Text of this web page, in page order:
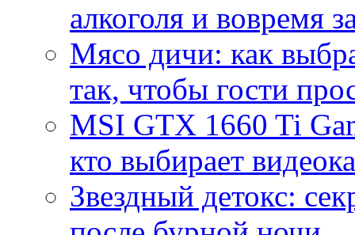
алкоголя и вовремя
Мясо дичи: как
так, чтобы гости
MSI GTX 1660 Ti
кто выбирает
Звездный детокс: